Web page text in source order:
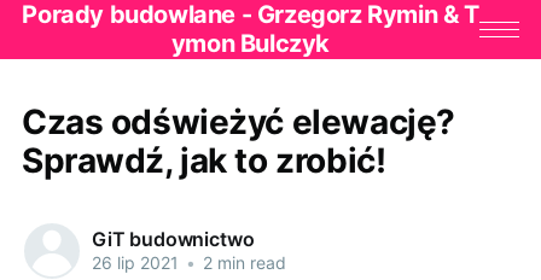
Porady budowlane - Grzegorz Rymin & T
ymon Bulczyk
Czas odświeżyć elewację?
Sprawdź, jak to zrobić!
GiT budownictwo
26 lip 2021 • 2 min read